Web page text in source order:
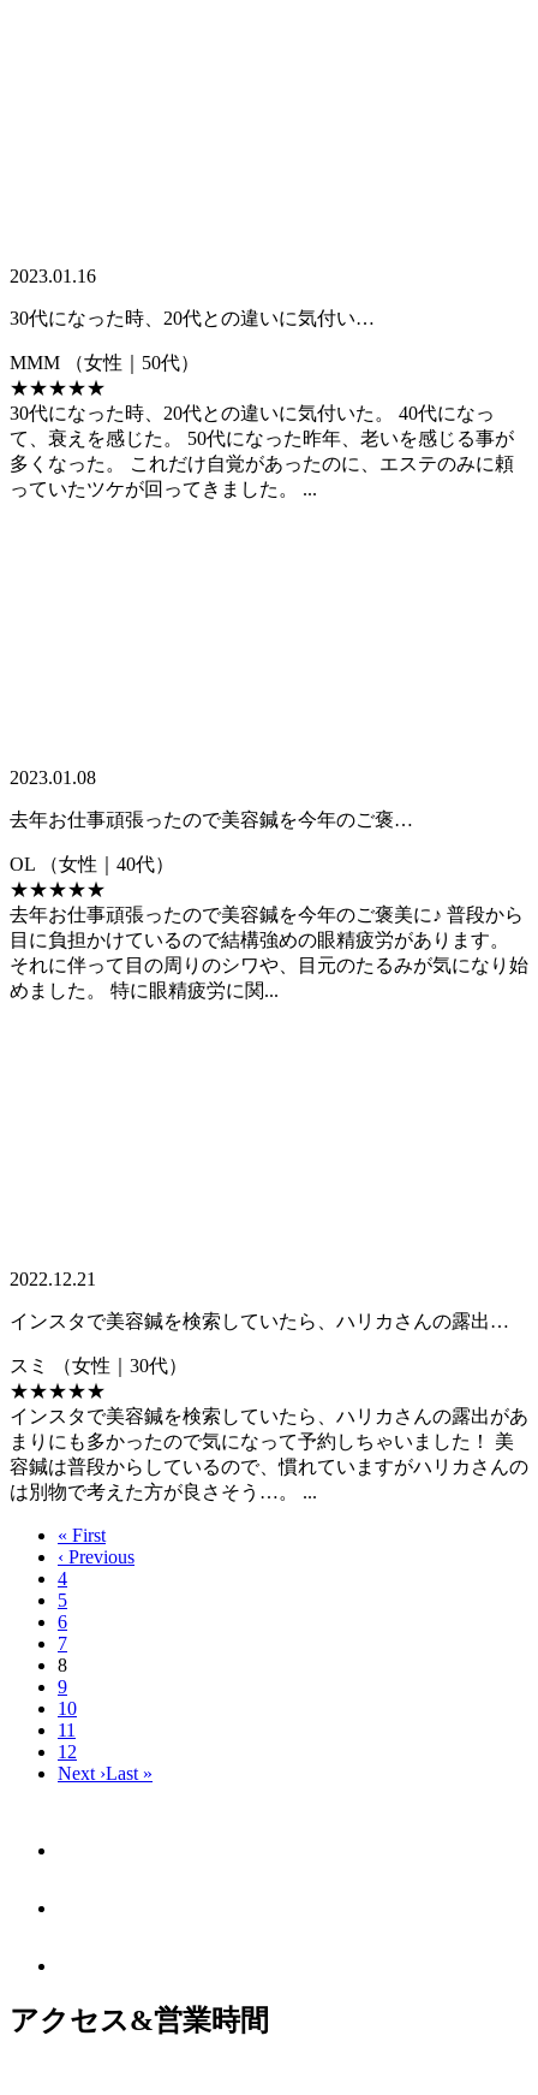
2023.01.16
30代になった時、20代との違いに気付い…
MMM
（女性｜50代）
★★★★★
30代になった時、20代との違いに気付いた。 40代になっ
て、衰えを感じた。 50代になった昨年、老いを感じる事が
多くなった。 これだけ自覚があったのに、エステのみに頼
っていたツケが回ってきました。 ...
2023.01.08
去年お仕事頑張ったので美容鍼を今年のご褒…
OL
（女性｜40代）
★★★★★
去年お仕事頑張ったので美容鍼を今年のご褒美に♪ 普段から
目に負担かけているので結構強めの眼精疲労があります。
それに伴って目の周りのシワや、目元のたるみが気になり始
めました。 特に眼精疲労に関...
2022.12.21
インスタで美容鍼を検索していたら、ハリカさんの露出…
スミ
（女性｜30代）
★★★★★
インスタで美容鍼を検索していたら、ハリカさんの露出があ
まりにも多かったので気になって予約しちゃいました！ 美
容鍼は普段からしているので、慣れていますがハリカさんの
は別物で考えた方が良さそう…。 ...
« First
‹ Previous
4
5
6
7
8
9
10
11
12
Next ›Last »
アクセス&営業時間